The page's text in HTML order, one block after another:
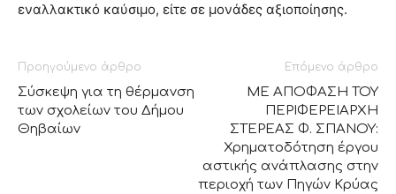
εναλλακτικό καύσιμο, είτε σε μονάδες αξιοποίησης.
Προηγούμενο άρθρο
Σύσκεψη για τη θέρμανση
των σχολείων του Δήμου
Θηβαίων
Επόμενο άρθρο
ΜΕ ΑΠΟΦΑΣΗ ΤΟΥ
ΠΕΡΙΦΕΡΕΙΑΡΧΗ
ΣΤΕΡΕΑΣ Φ. ΣΠΑΝΟΥ:
Χρηματοδότηση έργου
αστικής ανάπλασης στην
περιοχή των Πηγών Κρύας